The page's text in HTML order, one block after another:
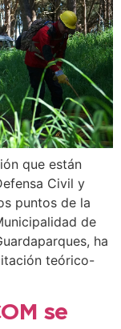
que están
Civil y
puntos de la
de
ha
teórico-
se